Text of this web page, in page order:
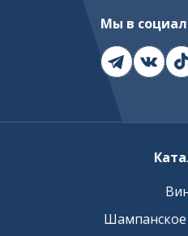
Мы в
Шампанское